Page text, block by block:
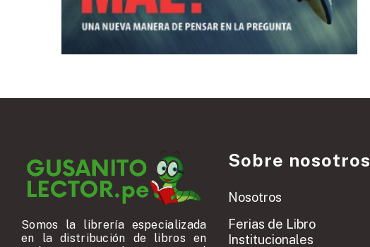
Somos la librería especializada
en la distribución de libros en
Sobre nosotros
Nosotros
Ferias de Libro
Institucionales